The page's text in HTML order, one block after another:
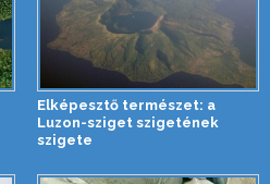
Elképesztő természet: a
Luzon-sziget szigetének
szigete